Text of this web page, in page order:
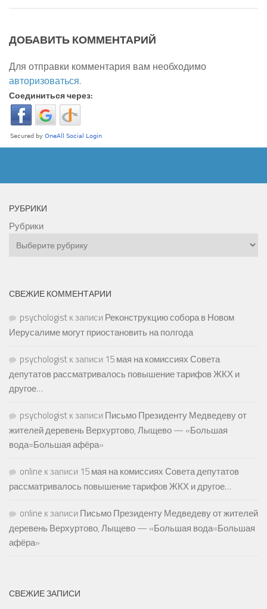
ДОБАВИТЬ КОММЕНТАРИЙ
Для отправки комментария вам необходимо
авторизоваться.
Соединиться через:
РУБРИКИ
Рубрики
СВЕЖИЕ КОММЕНТАРИИ
psychologistк записиРеконструкцию собора в Новом
Иерусалиме могут приостановить на полгода
psychologistк записи 15 мая на комиссиях Совета
депутатов рассматривалось повышение тарифов ЖКХ и
другое…
psychologistк записиПисьмо Президенту Медведеву от
жителей деревень Верхуртово, Лыщево — «Большая
вода=Большая афёра»
online к записи 15 мая на комиссиях Совета депутатов
рассматривалось повышение тарифов ЖКХ и другое…
online к записиПисьмо Президенту Медведеву от жителей
деревень Верхуртово, Лыщево — «Большая вода=Большая
афёра»
СВЕЖИЕ ЗАПИСИ